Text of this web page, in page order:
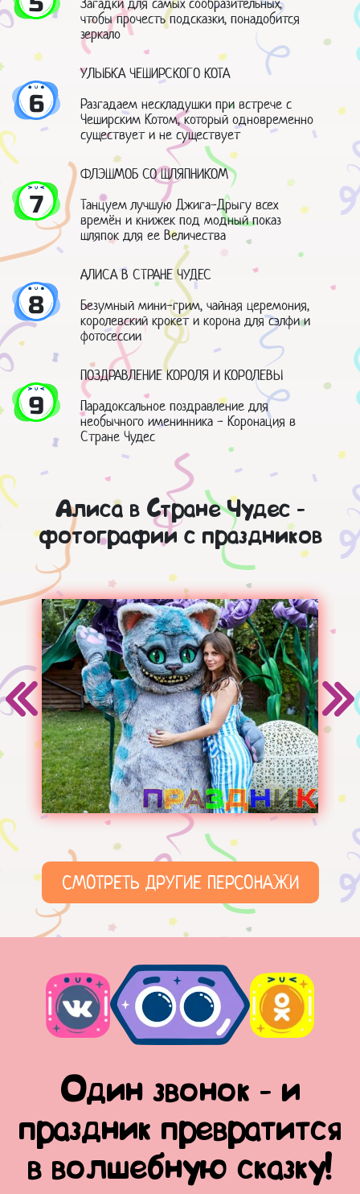
чтобы прочесть подсказки, понадобится
зеркало
6
УЛЫБКА ЧЕШИРСКОГО КОТА
Разгадаем нескладушки при встрече с
Чеширским Котом, который одновременно
существует и не существует
7
ФЛЭШМОБ СО ШЛЯПНИКОМ
Танцуем лучшую Джига-Дрыгу всех
времён и книжек под модный показ
шляпок для ее Величества
8
АЛИСА В СТРАНЕ ЧУДЕС
Безумный мини-грим, чайная церемония,
королевский крокет и корона для сэлфи и
фотосессии
9
ПОЗДРАВЛЕНИЕ КОРОЛЯ И КОРОЛЕВЫ
Парадоксальное поздравление для
необычного именинника - Коронация в
Стране Чудес
Алиса в Стране Чудес -
фотографии с праздников
СМОТРЕТЬ ДРУГИЕ ПЕРСОНАЖИ
Один звонок - и
праздник превратится
в волшебную сказку!